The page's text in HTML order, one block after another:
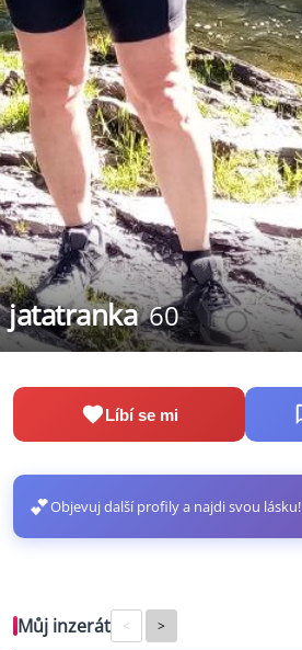
jatatranka 60
Líbí se mi
💕Objevuj další profily a najdi svou lásku!
Můj inzerát < >